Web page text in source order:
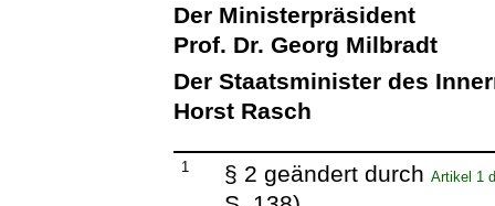
Der Ministerpräsident
Prof. Dr. Georg Milbradt
Der Staatsminister des
Horst Rasch
1 § 2 geändert durchArtikel 1